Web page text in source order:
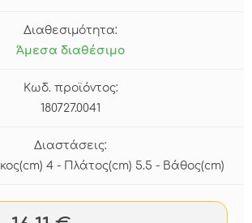
Διαθεσιμότητα:
Άμεσα διαθέσιμο
Κωδ. προϊόντος:
180727.0041
Διαστάσεις:
4 - Πλάτος(cm) 5.5 - Βάθος(cm)